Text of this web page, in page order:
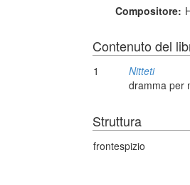
Compositore:
Contenuto del
1
Nitteti
dramma per
Struttura
frontespizio